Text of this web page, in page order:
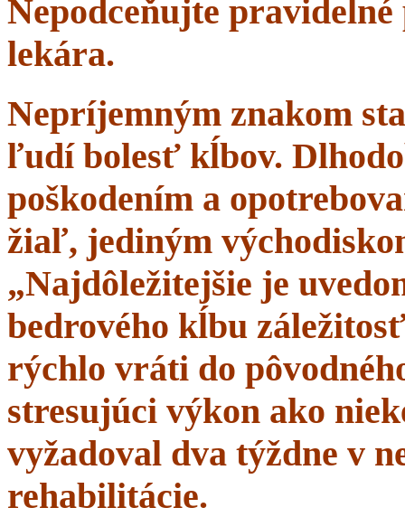
Nepodceňujte
lekára.
Nepríjemným znakom
ľudí bolesť kĺbov.
poškodením a
žiaľ, jediným
„Najdôležitejšie je
bedrového kĺbu
rýchlo vráti do
stresujúci výkon ako
vyžadoval dva týždne v
rehabilitácie.